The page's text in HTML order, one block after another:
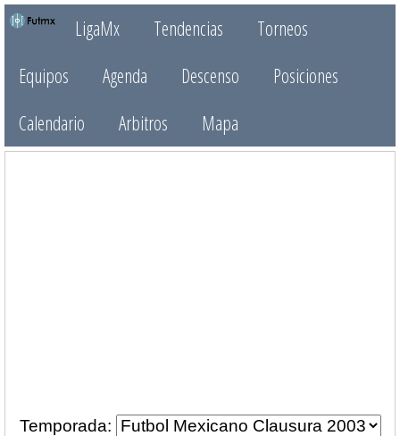
LigaMx Tendencias
Torneos
Equipos
Agenda Descenso
Posiciones
Calendario
Arbitros Mapa
Temporada: